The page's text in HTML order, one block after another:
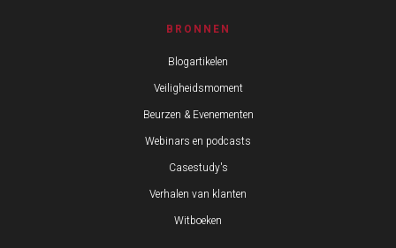
BRONNEN
Blogartikelen
Veiligheidsmoment
Beurzen & Evenementen
Webinars en podcasts
Casestudy's
Verhalen van klanten
Witboeken